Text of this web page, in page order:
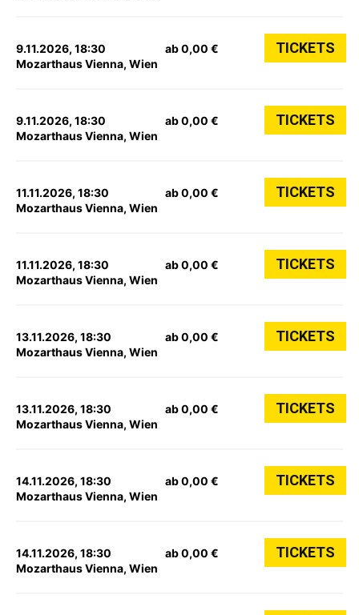
9.11.2026, 18:30
Mozarthaus Vienna, Wien
ab 0,00 € TICKETS
9.11.2026, 18:30
Mozarthaus Vienna, Wien
ab 0,00 € TICKETS
11.11.2026, 18:30
Mozarthaus Vienna, Wien
ab 0,00 € TICKETS
11.11.2026, 18:30
Mozarthaus Vienna, Wien
ab 0,00 € TICKETS
13.11.2026, 18:30
Mozarthaus Vienna, Wien
ab 0,00 € TICKETS
13.11.2026, 18:30
Mozarthaus Vienna, Wien
ab 0,00 € TICKETS
14.11.2026, 18:30
Mozarthaus Vienna, Wien
ab 0,00 € TICKETS
14.11.2026, 18:30
Mozarthaus Vienna, Wien
ab 0,00 € TICKETS